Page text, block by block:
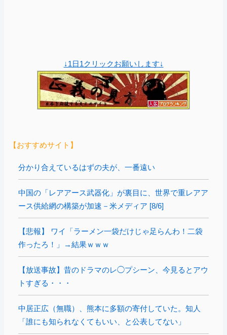
↓1日1クリックお願いします↓
【おすすめサイト】
分かり合えているはずの夫が、一番遠い
中国の「レアアース武器化」が裏目に、世界で重レアア
ース供給網の構築が加速－米メディア [8/6]
【悲報】 ワイ「ラーメン一袋だけじゃ足らんわ！二袋
作ったろ！」→結果ｗｗｗ
【放送事故】昔のドラマのレ◯プシーン、今見るとアウ
トすぎる・・・
中居正広（無職）、熊本に多額の寄付していた。知人
「誰にも知られなくてもいい、と公表してない」